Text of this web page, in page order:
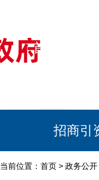
首页
招商引
当前位置： 首页 > 政务公开